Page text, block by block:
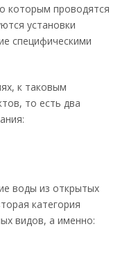
которым проводятся
установки
специфическими
к таковым
то есть два
воды из открытых
категория
видов, а именно: